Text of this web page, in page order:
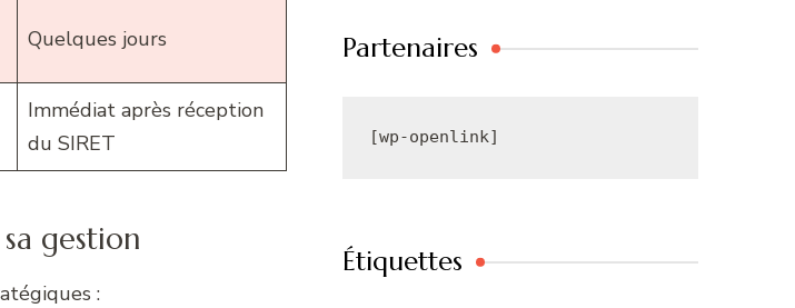
Quelques jours
Immédiat après réception
du SIRET
gestion
:
Partenaires
[wp-openlink]
Étiquettes